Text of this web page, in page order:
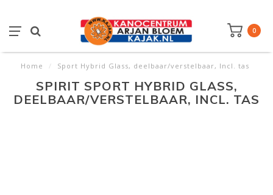
0
Home / Sport Hybrid Glass, deelbaar/verstelbaar, Incl. tas
SPIRIT SPORT HYBRID GLASS,
DEELBAAR/VERSTELBAAR, INCL. TAS